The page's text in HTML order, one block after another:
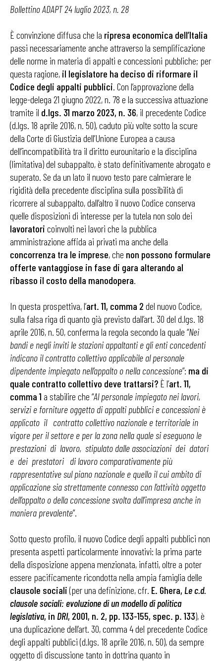
Bollettino ADAPT 24 luglio 2023, n. 28
È convinzione diffusa che la ripresa economica dell’Italia
passi necessariamente anche attraverso la semplificazione
delle norme in materia di appalti e concessioni pubbliche; per
questa ragione, il legislatore ha deciso di riformare il
Codice degli appalti pubblici. Con l’approvazione della
legge-delega 21 giugno 2022, n. 78 e la successiva attuazione
tramite il d.lgs. 31 marzo 2023, n. 36, il precedente Codice
(d.lgs. 18 aprile 2016, n. 50), caduto più volte sotto la scure
della Corte di Giustizia dell’Unione Europea a causa
dell’incompatibilità tra il diritto eurounitario e la disciplina
(limitativa) del subappalto, è stato definitivamente abrogato e
superato. Se da un lato il nuovo testo pare calmierare le
rigidità della precedente disciplina sulla possibilità di
ricorrere al subappalto, dall’altro il nuovo Codice conserva
quelle disposizioni di interesse per la tutela non solo dei
lavoratori coinvolti nei lavori che la pubblica
amministrazione affida ai privati ma anche della
concorrenza tra le imprese, che non possono formulare
offerte vantaggiose in fase di gara alterando al
ribasso il costo della manodopera.
In questa prospettiva, l’art. 11, comma 2 del nuovo Codice,
sulla falsa riga di quanto già previsto dall’art. 30 del d.lgs. 18
aprile 2016, n. 50, conferma la regola secondo la quale “Nei
bandi e negli inviti le stazioni appaltanti e gli enti concedenti
indicano il contratto collettivo applicabile al personale
dipendente impiegato nell’appalto o nella concessione”: ma di
quale contratto collettivo deve trattarsi? È l’art. 11,
comma 1 a stabilire che “Al personale impiegato nei lavori,
servizi e forniture oggetto di appalti pubblici e concessioni è
applicato il contratto collettivo nazionale e territoriale in
vigore per il settore e per la zona nella quale si eseguono le
prestazioni di lavoro, stipulato dalle associazioni dei datori
e dei prestatori di lavoro comparativamente più
rappresentative sul piano nazionale e quello il cui ambito di
applicazione sia strettamente connesso con l’attività oggetto
dell’appalto o della concessione svolta dall’impresa anche in
maniera prevalente”.
Sotto questo profilo, il nuovo Codice degli appalti pubblici non
presenta aspetti particolarmente innovativi: la prima parte
della disposizione appena menzionata, infatti, oltre a poter
essere pacificamente ricondotta nella ampia famiglia delle
clausole sociali(per una definizione, cfr. E. Ghera, Le c.d.
clausole sociali: evoluzione di un modello di politica
legislativa, in DRI, 2001, n. 2, pp. 133-155, spec. p. 133), è
una duplicazione dell’art. 30, comma 4 del precedente Codice
degli appalti pubblici (d.lgs. 18 aprile 2016, n. 50), da sempre
oggetto di discussione tanto in dottrina quanto in